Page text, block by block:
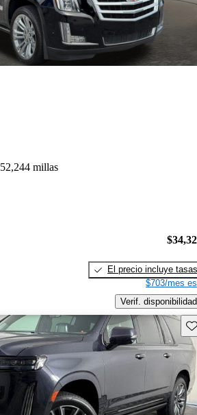
52,244 millas
El precio incluye tasas
$703/mes
Verif. disponibilidad